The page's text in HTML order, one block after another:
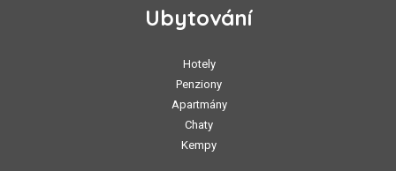
Ubytování
Hotely
Penziony
Apartmány
Chaty
Kempy